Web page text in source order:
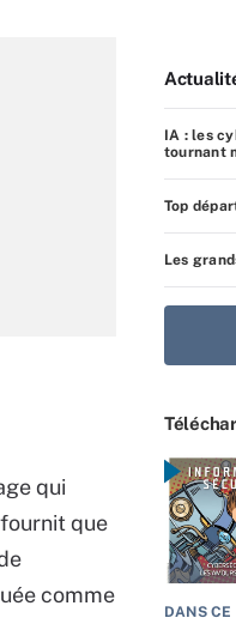
qui
que
comme
IA : les
tournant
Top
Les
DANS CE